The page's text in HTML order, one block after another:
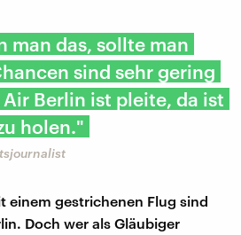
man das, sollte man
sind sehr gering
Berlin ist pleite, da ist
holen."
einem gestrichenen Flug sind
Doch wer als Gläubiger